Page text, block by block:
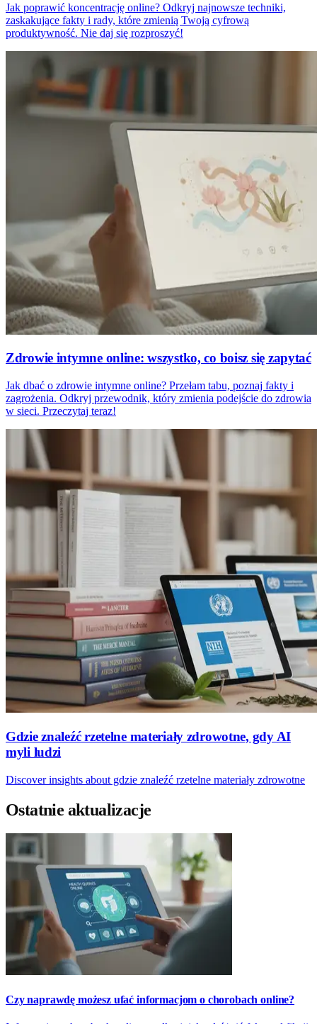
Jak poprawić koncentrację online? Odkryj najnowsze techniki,
zaskakujące fakty i rady, które zmienią Twoją cyfrową
produktywność. Nie daj się rozproszyć!
Zdrowie intymne online: wszystko, co boisz się zapytać
Jak dbać o zdrowie intymne online? Przełam tabu, poznaj fakty i
zagrożenia. Odkryj przewodnik, który zmienia podejście do zdrowia
w sieci. Przeczytaj teraz!
Gdzie znaleźć rzetelne materiały zdrowotne, gdy AI
myli ludzi
Discover insights about gdzie znaleźć rzetelne materiały zdrowotne
Ostatnie aktualizacje
Czy naprawdę możesz ufać informacjom o chorobach online?